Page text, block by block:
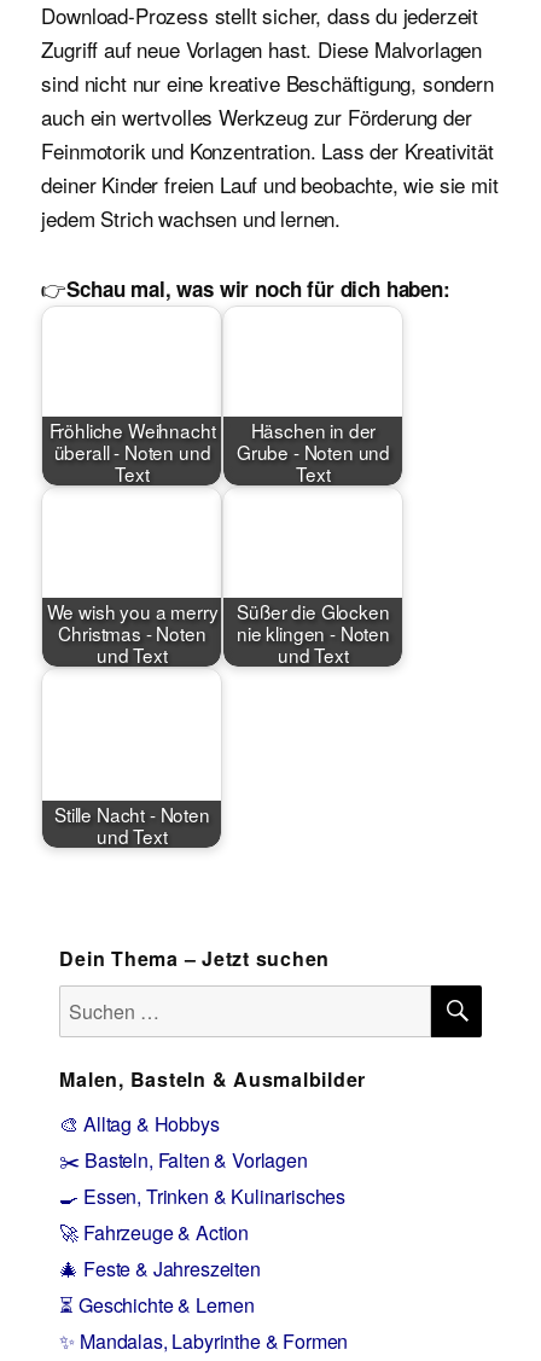
Download-Prozess stellt sicher, dass du jederzeit
Zugriff auf neue Vorlagen hast. Diese Malvorlagen
sind nicht nur eine kreative Beschäftigung, sondern
auch ein wertvolles Werkzeug zur Förderung der
Feinmotorik und Konzentration. Lass der Kreativität
deiner Kinder freien Lauf und beobachte, wie sie mit
jedem Strich wachsen und lernen.
👉Schau mal, was wir noch für dich haben:
Fröhliche Weihnacht
überall - Noten und
Text
Häschen in der
Grube - Noten und
Text
We wish you a merry
Christmas - Noten
und Text
Süßer die Glocken
nie klingen - Noten
und Text
Stille Nacht - Noten
und Text
Dein Thema – Jetzt suchen
Suchen
nach:
Malen, Basteln & Ausmalbilder
🎨 Alltag & Hobbys
✂️ Basteln, Falten & Vorlagen
🍳 Essen, Trinken & Kulinarisches
🚀 Fahrzeuge & Action
🎄 Feste & Jahreszeiten
⏳ Geschichte & Lernen
✨ Mandalas, Labyrinthe & Formen